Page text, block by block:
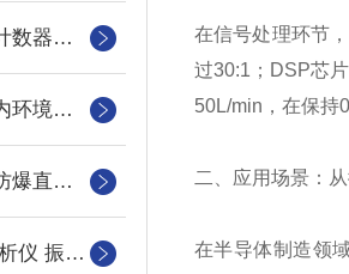
激光尘埃粒子计数器、浮游菌采样器、采样机器人
公共场所、室内环境检测箱
激光粉尘仪、防爆直读粉尘检测仪
声级计 噪声分析仪 振动仪
在信号处理环节
过30:1；DSP芯
50L/min，在保持
二、应用场景：
在半导体制造领